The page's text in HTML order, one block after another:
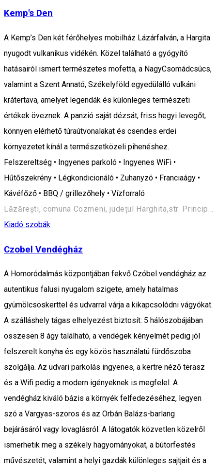
Kemp's Den
A Kemp’s Den két férőhelyes mobilház Lázárfalván, a Hargita
nyugodt vulkanikus vidékén. Közel található a gyógyító
hatásairól ismert természetes mofetta, a NagyCsomádcsúcs,
valamint a Szent Annató, Székelyföld egyedülálló vulkáni
krátertava, amelyet legendák és különleges természeti
értékek öveznek. A panzió saját dézsát, friss hegyi levegőt,
könnyen elérhető túraútvonalakat és csendes erdei
környezetet kínál a természetközeli pihenéshez.
Felszereltség • Ingyenes parkoló • Ingyenes WiFi •
Hűtőszekrény • Légkondicionáló • Zuhanyzó • Franciaágy •
Kávéfőző • BBQ / grillezőhely • Vízforraló
Kiadó szobák
Czobel Vendégház
A Homoródalmás központjában fekvő Czóbel vendégház az
autentikus falusi nyugalom szigete, amely hatalmas
gyümölcsöskerttel és udvarral várja a kikapcsolódni vágyókat.
A szálláshely tágas elhelyezést biztosít: 5 hálószobájában
összesen 8 ágy található, a vendégek kényelmét pedig jól
felszerelt konyha és egy közös használatú fürdőszoba
szolgálja. Az udvari parkolás ingyenes, a kertre néző terasz
és a Wifi pedig a modern igényeknek is megfelel. A
vendégház kiváló bázis a környék felfedezéséhez, legyen
szó a Vargyas-szoros és az Orbán Balázs-barlang
bejárásáról vagy lovaglásról. A látogatók közvetlen közelről
ismerhetik meg a székely hagyományokat, a bútorfestés
művészetét, valamint a helyi gazdák különleges sajtjait és a